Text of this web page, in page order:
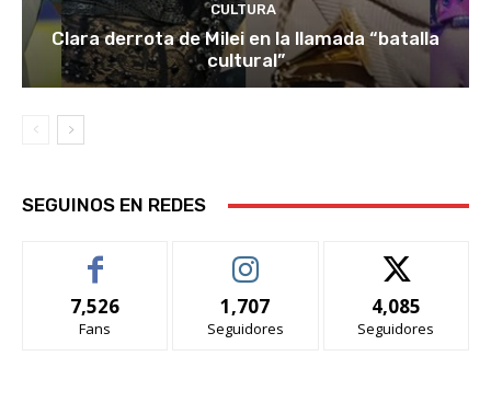
CULTURA
Clara derrota de Milei en la llamada “batalla
cultural”
SEGUINOS EN REDES
7,526
Fans
1,707
Seguidores
4,085
Seguidores